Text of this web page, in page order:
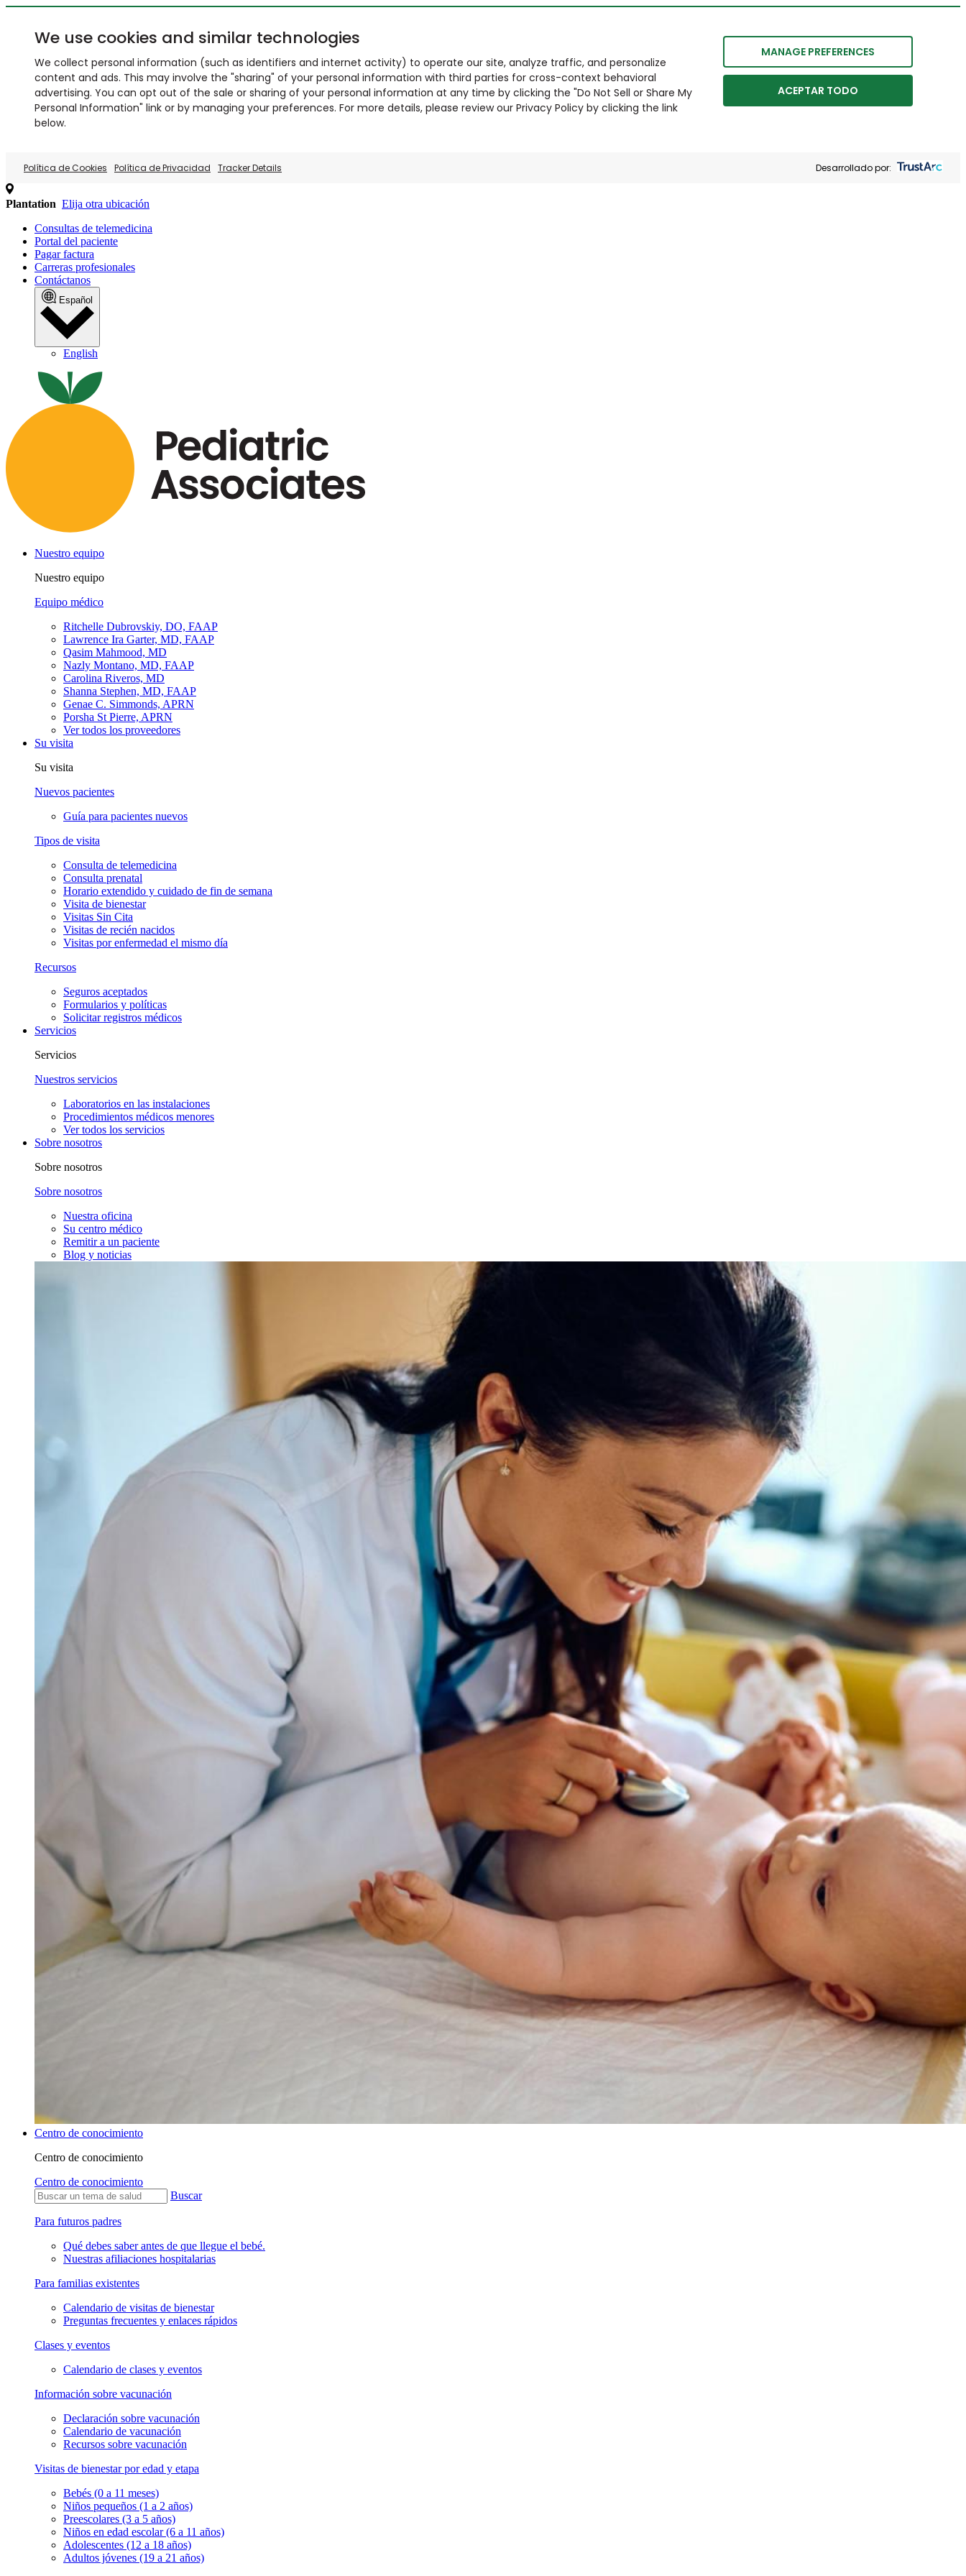
We use cookies and similar technologies
We collect personal information (such as identifiers and internet activity) to operate our site, analyze traffic, and personalize
content and ads. This may involve the "sharing" of your personal information with third parties for cross-context behavioral
advertising. You can opt out of the sale or sharing of your personal information at any time by clicking the "Do Not Sell or Share My
Personal Information" link or by managing your preferences. For more details, please review our Privacy Policy by clicking the link
below.
MANAGE PREFERENCES
ACEPTAR TODO
Política de Cookies Política de Privacidad Tracker Details Desarrollado por:
Plantation Elija otra ubicación
Consultas de telemedicina
Portal del paciente
Pagar factura
Carreras profesionales
Contáctanos
Español
English
Nuestro equipo
Nuestro equipo
Equipo médico
Ritchelle Dubrovskiy, DO, FAAP
Lawrence Ira Garter, MD, FAAP
Qasim Mahmood, MD
Nazly Montano, MD, FAAP
Carolina Riveros, MD
Shanna Stephen, MD, FAAP
Genae C. Simmonds, APRN
Porsha St Pierre, APRN
Ver todos los proveedores
Su visita
Su visita
Nuevos pacientes
Guía para pacientes nuevos
Tipos de visita
Consulta de telemedicina
Consulta prenatal
Horario extendido y cuidado de fin de semana
Visita de bienestar
Visitas Sin Cita
Visitas de recién nacidos
Visitas por enfermedad el mismo día
Recursos
Seguros aceptados
Formularios y políticas
Solicitar registros médicos
Servicios
Servicios
Nuestros servicios
Laboratorios en las instalaciones
Procedimientos médicos menores
Ver todos los servicios
Sobre nosotros
Sobre nosotros
Sobre nosotros
Nuestra oficina
Su centro médico
Remitir a un paciente
Blog y noticias
Centro de conocimiento
Centro de conocimiento
Centro de conocimiento
Buscar
Para futuros padres
Qué debes saber antes de que llegue el bebé.
Nuestras afiliaciones hospitalarias
Para familias existentes
Calendario de visitas de bienestar
Preguntas frecuentes y enlaces rápidos
Clases y eventos
Calendario de clases y eventos
Información sobre vacunación
Declaración sobre vacunación
Calendario de vacunación
Recursos sobre vacunación
Visitas de bienestar por edad y etapa
Bebés (0 a 11 meses)
Niños pequeños (1 a 2 años)
Preescolares (3 a 5 años)
Niños en edad escolar (6 a 11 años)
Adolescentes (12 a 18 años)
Adultos jóvenes (19 a 21 años)